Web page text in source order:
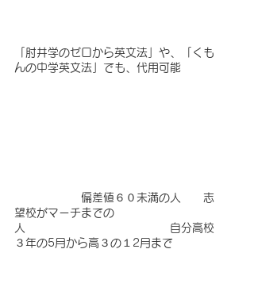
「肘井学のゼロから英文法」や、「くも
んの中学英文法」でも、代用可能
偏差値６０未満の人　　志
望校がマーチまでの
人　　　　　　　　　　　　　自分高校
３年の5月から高３の１2月まで